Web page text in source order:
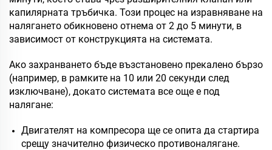
капилярната тръбичка. Този процес на изравняване на
налягането обикновено отнема от 2 до 5 минути, в
зависимост от конструкцията на системата.
Ако захранването бъде възстановено прекалено бързо
(например, в рамките на 10 или 20 секунди след
изключване), докато системата все още е под
налягане:
Двигателят на компресора ще се опита да стартира
срещу значително физическо противоналягане.